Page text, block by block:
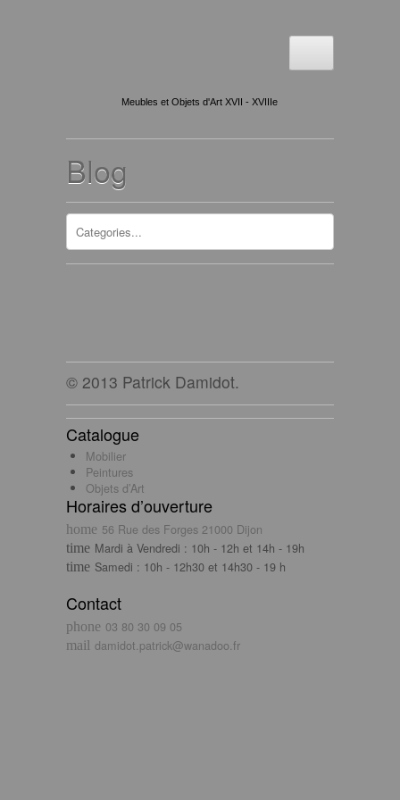
Meubles et Objets d'Art XVII - XVIIIe
Blog
© 2013 Patrick Damidot.
Catalogue
Mobilier
Peintures
Objets d’Art
Horaires d’ouverture
56 Rue des Forges 21000 Dijon
Mardi à Vendredi : 10h - 12h et 14h - 19h
Samedi : 10h - 12h30 et 14h30 - 19 h
Contact
03 80 30 09 05
damidot.patrick@wanadoo.fr